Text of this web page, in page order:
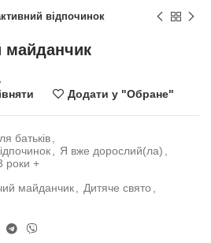
відпочинок
майданчик
Додати у "Обране"
батьків
Я вже дорослий(ла)
роки +
майданчик Дитяче свято